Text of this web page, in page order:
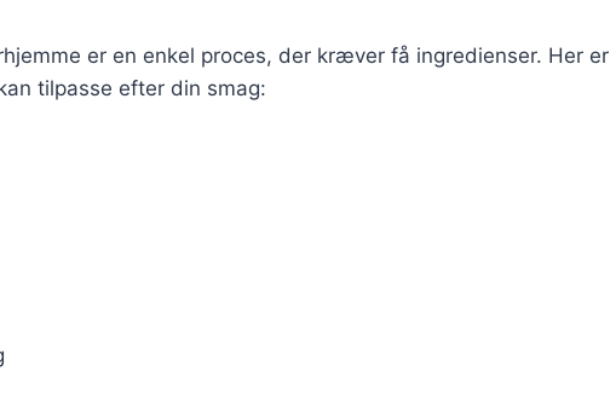
er en enkel proces, der kræver få ingredienser. Her er
tilpasse efter din smag: